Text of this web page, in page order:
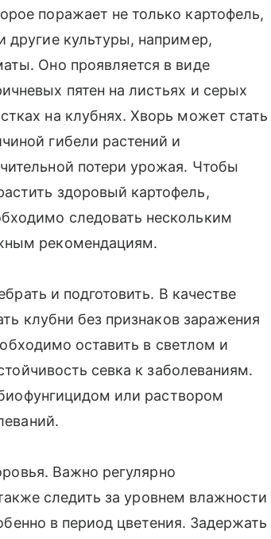
поражает не только картофель,
другие культуры, например,
Оно проявляется в виде
пятен на листьях и серых
на клубнях. Хворь может стать
гибели растений и
потери урожая. Чтобы
здоровый картофель,
следовать нескольким
рекомендациям.
и подготовить. В качестве
клубни без признаков заражения
оставить в светлом и
севка к заболеваниям.
или раствором
Важно регулярно
следить за уровнем влажности
в период цветения. Задержать